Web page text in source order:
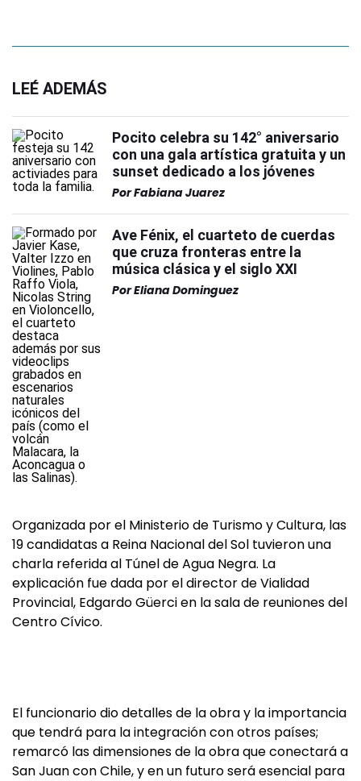
LEÉ ADEMÁS
Pocito celebra su 142° aniversario
con una gala artística gratuita y un
sunset dedicado a los jóvenes
PorFabiana Juarez
Ave Fénix, el cuarteto de cuerdas
que cruza fronteras entre la
música clásica y el siglo XXI
PorEliana Dominguez
Organizada por el Ministerio de Turismo y Cultura, las
19 candidatas a Reina Nacional del Sol tuvieron una
charla referida al Túnel de Agua Negra. La
explicación fue dada por el director de Vialidad
Provincial, Edgardo Güerci en la sala de reuniones del
Centro Cívico.
El funcionario dio detalles de la obra y la importancia
que tendrá para la integración con otros países;
remarcó las dimensiones de la obra que conectará a
San Juan con Chile, y en un futuro será esencial para